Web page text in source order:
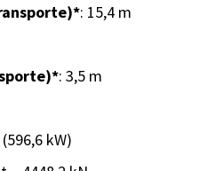
: 15,4 m
: 3,5 m
kW)